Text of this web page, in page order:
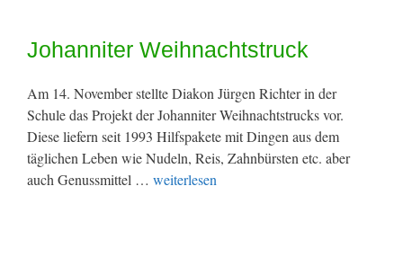
Johanniter Weihnachtstruck
Am 14. November stellte Diakon Jürgen Richter in der
Schule das Projekt der Johanniter Weihnachtstrucks vor.
Diese liefern seit 1993 Hilfspakete mit Dingen aus dem
täglichen Leben wie Nudeln, Reis, Zahnbürsten etc. aber
auch Genussmittel … weiterlesen